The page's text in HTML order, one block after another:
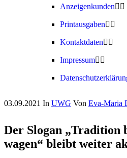
Anzeigenkunden
Printausgaben
Kontaktdaten
Impressum
03.09.2021 In UWG Von Eva-Maria
Der Slogan „Tradition
wagen“ bleibt weiter